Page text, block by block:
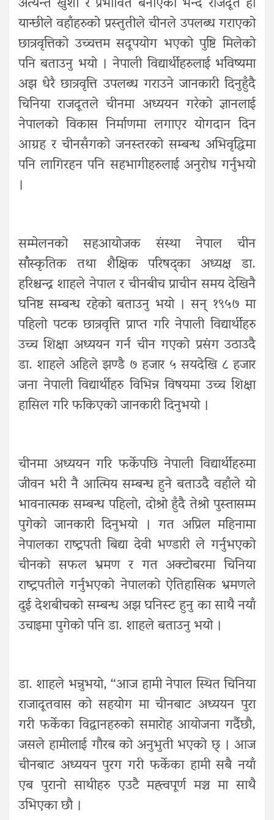
यान्छीले वहाँहरुको प्रस्तुतीले चीनले उपलब्ध गराएको
छात्रवृत्तिको उच्चत्तम सदूपयोग भएको पुष्टि मिलेको
पनि बताउनु भयो । नेपाली विद्यार्थीहरुलाई भविष्यमा
अझ धेरै छात्रवृत्ति उपलब्ध गराउने जानकारी दिनुहुँदै
चिनिया राजदूतले चीनमा अध्ययन गरेको ज्ञानलाई
नेपालको विकास निर्माणमा लगाएर योगदान दिन
आग्रह र चीनसँगको जनस्तरको सम्बन्ध अभिवृद्धिमा
पनि लागिरहन पनि सहभागीहरुलाई अनुरोध गर्नुभयो
।
सम्मेलनको सहआयोजक संस्था नेपाल चीन
सांँस्कृतिक तथा शैक्षिक परिषद्का अध्यक्ष डा.
हरिश्चन्द्र शाहले नेपाल र चीनबीच प्राचीन समय देखिनै
घनिष्ट सम्बन्ध रहेको बताउनु भयो । सन् १९५७ मा
पहिलो पटक छात्रवृत्ति प्राप्त गरि नेपाली विद्यार्थीहरु
उच्च शिक्षा अध्ययन गर्न चीन गएको प्रसंग उठाउदै
डा. शाहले अहिले झण्डै ७ हजार ५ सयदेखि ८ हजार
जना नेपाली विद्यार्थीहरु विभिन्न विषयमा उच्च शिक्षा
हासिल गरि फकिएको जानकारी दिनुभयो ।
चीनमा अध्ययन गरि फर्केपछि नेपाली विद्यार्थीहरुमा
जीवन भरी नै आत्मिय सम्बन्ध हुने बताउदै वहाँले यो
भावनात्मक सम्बन्ध पहिलो, दोश्रो हुँदै तेश्रो पुस्तासम्म
पुगेको जानकारी दिनुभयो । गत अप्रिल महिनामा
नेपालका राष्ट्रपती बिद्या देवी भण्डारी ले गर्नुभएको
चीनको सफल भ्रमण र गत अक्टोबरमा चिनिया
राष्ट्रपतीले गर्नुभएको नेपालको ऐतिहासिक भ्रमणले
दुई देशबीचको सम्बन्ध अझ घनिस्ट हुनु का साथै नयाँ
उचाइमा पुगेको पनि डा. शाहले बताउनु भयो ।
डा. शाहले भन्नुभयो, “आज हामी नेपाल स्थित चिनिया
राजादूतवास को सहयोग मा चीनबाट अध्ययन पुरा
गरी फर्केका विद्वानहरुको समारोह आयोजना गर्दैछौ,
जसले हामीलाई गौरब को अनुभुती भएको छ् । आज
चीनबाट अध्ययन पुरग गरी फर्केका हामी सबै नयाँ
एब पुरानो साथीहरु एउटै मह्त्वपूर्ण मञ्च मा साथै
उभिएका छौ ।